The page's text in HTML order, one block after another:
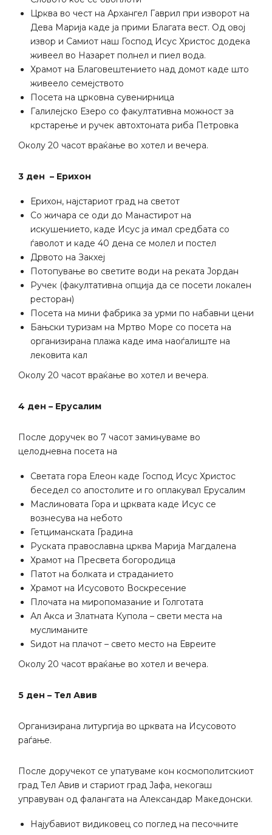
Црква во чест на Архангел Гаврил при изворот на
Дева Марија каде ја прими Благата вест. Од овој
извор и Самиот наш Господ Исус Христос додека
живеел во Назарет полнел и пиел вода.
Храмот на Благовештението над домот каде што
живеело семејството
Посета на црковна сувенирница
Галилејско Езеро со факултативна можност за
крстарење и ручек автохтоната риба Петровка
Околу 20 часот враќање во хотел и вечера.
3 ден – Ерихон
Ерихон, најстариот град на светот
Со жичара се оди до Манастирот на
искушението, каде Исус ја имал средбата со
ѓаволот и каде 40 дена се молел и постел
Дрвото на Закхеј
Потопување во светите води на реката Јордан
Ручек (факултативна опција да се посети локален
ресторан)
Посета на мини фабрика за урми по набавни цени
Бањски туризам на Мртво Море со посета на
организирана плажа каде има наоѓалиште на
лековита кал
Околу 20 часот враќање во хотел и вечера.
4 ден – Ерусалим
После доручек во 7 часот заминуваме во
целодневна посета на
Светата гора Елеон каде Господ Исус Христос
беседел со апостолите и го оплакувал Ерусалим
Маслиновата Гора и црквата каде Исус се
вознесува на небото
Гетциманската Градина
Руската православна црква Марија Магдалена
Храмот на Пресвета богородица
Патот на болката и страданието
Храмот на Исусовото Воскресение
Плочата на миропомазание и Голготата
Ал Акса и Златната Купола – свети места на
муслиманите
Ѕидот на плачот – свето место на Евреите
Околу 20 часот враќање во хотел и вечера.
5 ден – Тел Авив
Организирана литургија во црквата на Исусовото
раѓање.
После доручекот се упатуваме кон космополитскиот
град Тел Авив и стариот град Јафа, некогаш
управуван од фалангата на Александар Македонски.
Најубавиот видиковец со поглед на песочните